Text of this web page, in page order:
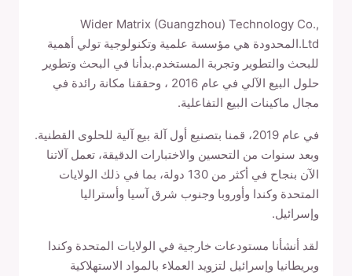
Wider Matrix (Guangzhou) Technology Co.,
Ltd.المحدودة هي مؤسسة علمية وتكنولوجية تولي أهمية
للبحث والتطوير وتجربة المستخدم.بدأنا في البحث وتطوير
حلول البيع الآلي في عام 2016 ، وحققنا مكانة رائدة في
مجال ماكينات البيع التفاعلية.
في عام 2019، قمنا بتصنيع أول آلة بيع آلية للحلوى القطنية.
وبعد سنوات من التحسين والاختبارات الدقيقة، تعمل آلاتنا
الآن بنجاح في أكثر من 130 دولة، بما في ذلك الولايات
المتحدة وكندا وأوروبا وجنوب شرق آسيا وأستراليا
وإسرائيل.
لقد أنشأنا مستودعات خارجية في الولايات المتحدة وكندا
وبريطانيا وإسرائيل لتزويد العملاء بالمواد الاستهلاكية